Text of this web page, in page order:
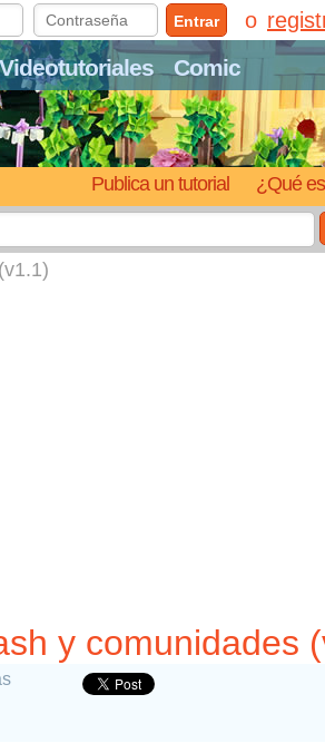
Videotutoriales Comic
Publica un tutorial ¿Qué
Entrar
y comunidades